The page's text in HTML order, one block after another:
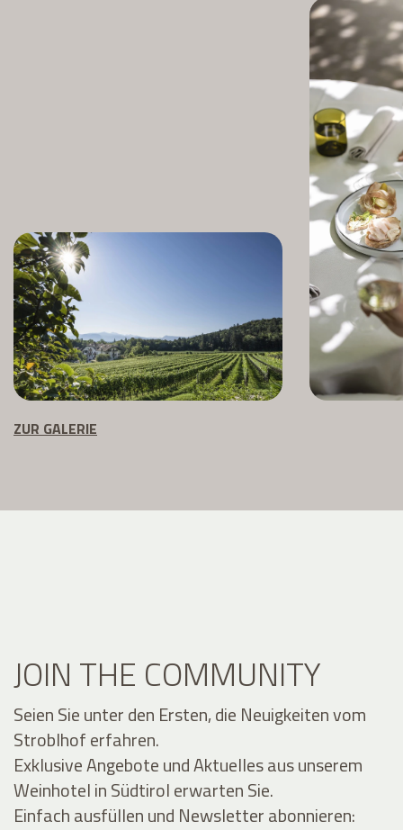
ZUR GALERIE
JOIN THE COMMUNITY
Seien Sie unter den Ersten, die Neuigkeiten vom
Stroblhof erfahren.
Exklusive Angebote und Aktuelles aus unserem
Weinhotel in Südtirol erwarten Sie.
Einfach ausfüllen und Newsletter abonnieren: